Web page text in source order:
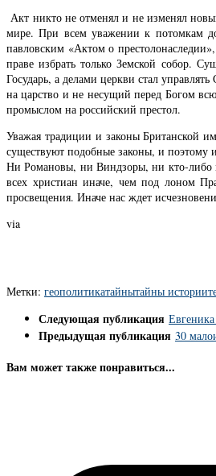
Акт никто не отменял и не изменял
мире. При всем уважении к потомкам
павловским «Актом о
праве избрать только Земской собор.
Государь, а делами церкви стал
на царство и не несущий перед Богом
промыслом на российский престол.
Уважая традиции и законы Британской
существуют подобные законы, и поэтому
Ни Романовы, ни Виндзоры, ни кто-либо
всех христиан иначе, чем под лоном
просвещения. Иначе нас ждет
via
Метки: геополитикатайнытайны истории
Следующая публикация
Предыдущая публикация 30
Вам может также понравиться...